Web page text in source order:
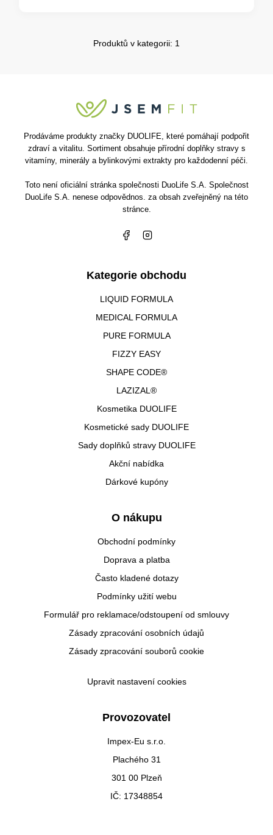
Produktů v kategorii: 1
Prodáváme produkty značky DUOLIFE, které pomáhají podpořit
zdraví a vitalitu. Sortiment obsahuje přírodní doplňky stravy s
vitamíny, minerály a bylinkovými extrakty pro každodenní péči.
Toto není oficiální stránka společnosti DuoLife S.A. Společnost
DuoLife S.A. nenese odpovědnos. za obsah zveřejněný na této
stránce.
Kategorie obchodu
LIQUID FORMULA
MEDICAL FORMULA
PURE FORMULA
FIZZY EASY
SHAPE CODE®
LAZIZAL®
Kosmetika DUOLIFE
Kosmetické sady DUOLIFE
Sady doplňků stravy DUOLIFE
Akční nabídka
Dárkové kupóny
O nákupu
Obchodní podmínky
Doprava a platba
Často kladené dotazy
Podmínky užití webu
Formulář pro reklamace/odstoupení od smlouvy
Zásady zpracování osobních údajů
Zásady zpracování souborů cookie
Upravit nastavení cookies
Provozovatel
Impex-Eu s.r.o.
Plachého 31
301 00 Plzeň
IČ: 17348854